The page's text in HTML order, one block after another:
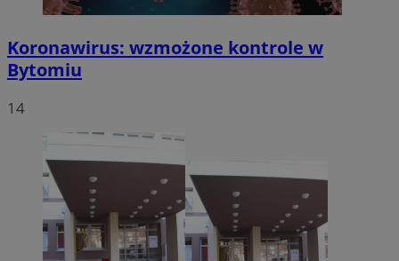
Koronawirus: wzmożone kontrole w
Bytomiu
14